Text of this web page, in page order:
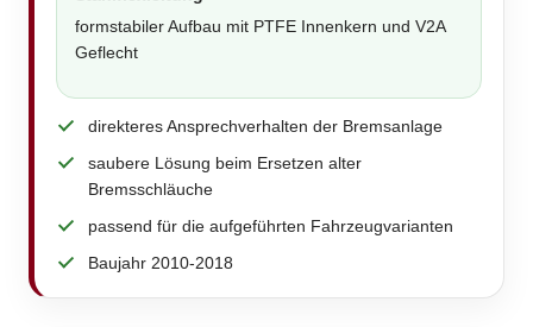
formstabiler Aufbau mit PTFE Innenkern und V2A
Geflecht
direkteres Ansprechverhalten der Bremsanlage
saubere Lösung beim Ersetzen alter
Bremsschläuche
passend für die aufgeführten Fahrzeugvarianten
Baujahr 2010-2018